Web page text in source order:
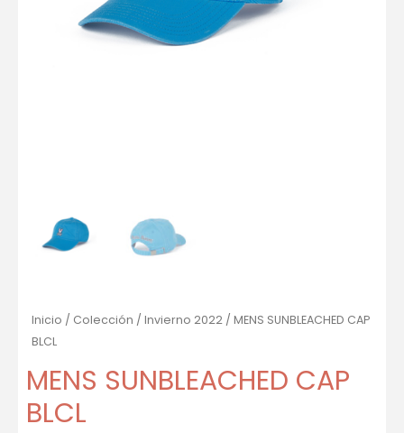
Inicio / Colección / Invierno 2022 / MENS SUNBLEACHED CAP
BLCL
MENS SUNBLEACHED CAP
BLCL